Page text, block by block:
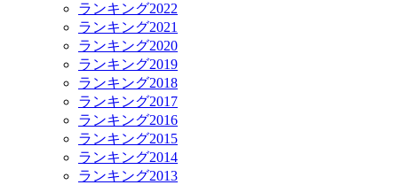
ランキング2022
ランキング2021
ランキング2020
ランキング2019
ランキング2018
ランキング2017
ランキング2016
ランキング2015
ランキング2014
ランキング2013